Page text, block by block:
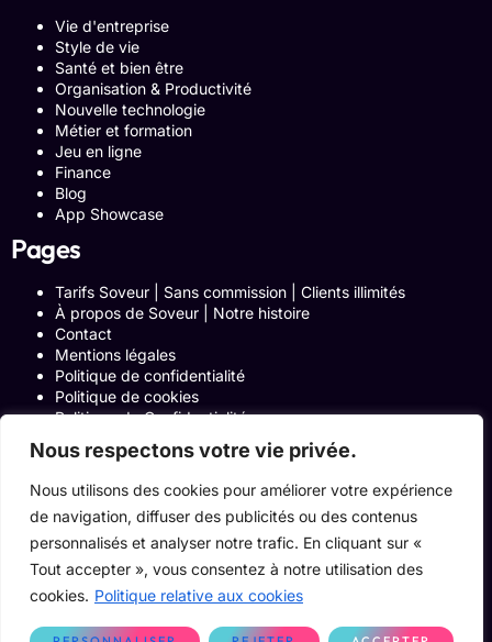
Nous respectons votre vie privée.
Nous utilisons des cookies pour améliorer votre expérience
de navigation, diffuser des publicités ou des contenus
personnalisés et analyser notre trafic. En cliquant sur «
Tout accepter », vous consentez à notre utilisation des
cookies. Politique relative aux cookies
Vie d'entreprise
Style de vie
Santé et bien être
Organisation & Productivité
Nouvelle technologie
Métier et formation
Jeu en ligne
Finance
Blog
App Showcase
Pages
Tarifs Soveur | Sans commission | Clients illimités
À propos de Soveur | Notre histoire
Contact
Mentions légales
Politique de confidentialité
Politique de cookies
Politique de Confidentialité
Blog
Notre histoire
Programme Affiliation
Conditions générales d’utilisation
ACCUEIL
Onglets Zone Affilié
Le Blog
Devenir pro